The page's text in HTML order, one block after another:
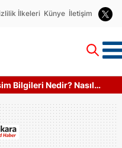
İlkeleri Künye İletişim
Bilgileri Nedir? Nasıl